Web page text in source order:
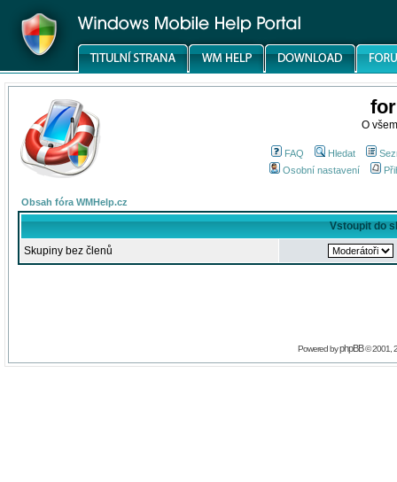
O
FAQ Hledat
Osobní nastavení
Obsah fóra WMHelp.cz
Vstoupit do
Skupiny bez členů
Powered byphpBB© 2001,